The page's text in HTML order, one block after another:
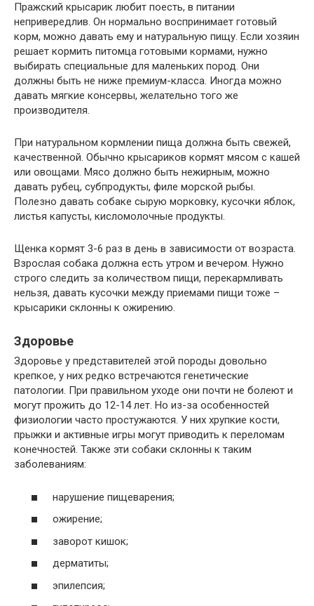
Пражский крысарик любит поесть, в питании
непривередлив. Он нормально воспринимает готовый
корм, можно давать ему и натуральную пищу. Если хозяин
решает кормить питомца готовыми кормами, нужно
выбирать специальные для маленьких пород. Они
должны быть не ниже премиум-класса. Иногда можно
давать мягкие консервы, желательно того же
производителя.
При натуральном кормлении пища должна быть свежей,
качественной. Обычно крысариков кормят мясом с кашей
или овощами. Мясо должно быть нежирным, можно
давать рубец, субпродукты, филе морской рыбы.
Полезно давать собаке сырую морковку, кусочки яблок,
листья капусты, кисломолочные продукты.
Щенка кормят 3-6 раз в день в зависимости от возраста.
Взрослая собака должна есть утром и вечером. Нужно
строго следить за количеством пищи, перекармливать
нельзя, давать кусочки между приемами пищи тоже –
крысарики склонны к ожирению.
Здоровье
Здоровье у представителей этой породы довольно
крепкое, у них редко встречаются генетические
патологии. При правильном уходе они почти не болеют и
могут прожить до 12-14 лет. Но из-за особенностей
физиологии часто простужаются. У них хрупкие кости,
прыжки и активные игры могут приводить к переломам
конечностей. Также эти собаки склонны к таким
заболеваниям:
нарушение пищеварения;
ожирение;
заворот кишок;
дерматиты;
эпилепсия;